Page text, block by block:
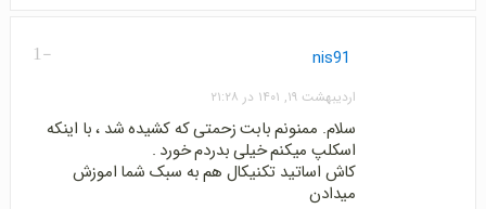
-1 nis91
اردیبهشت ۱۹, ۱۴۰۱ در ۲۱:۲۸
سلام. ممنونم بابت زحمتی که کشیده شد ، با اینکه
اسکلپ میکنم خیلی بدردم خورد .
کاش اساتید تکنیکال هم به سبک شما اموزش
میدادن